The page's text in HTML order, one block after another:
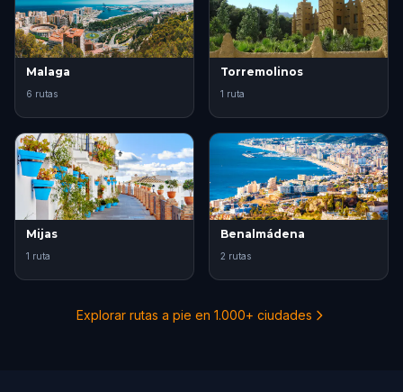
Malaga
6 rutas
Torremolinos
1 ruta
Mijas
1 ruta
Benalmádena
2 rutas
Explorar rutas a pie en 1.000+ ciudades